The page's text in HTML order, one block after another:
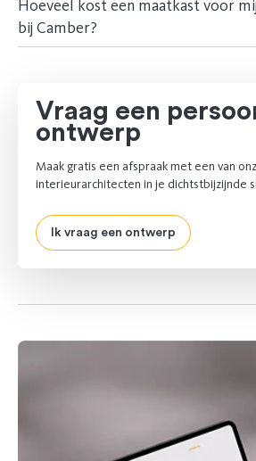
Hoeveel kost een maatkast voor
bij Camber?
Vraag een
ontwerp
Maak gratis een afspraak met een van
interieurarchitecten in je dichtstbijzijnde
Ik vraag een ontwerp